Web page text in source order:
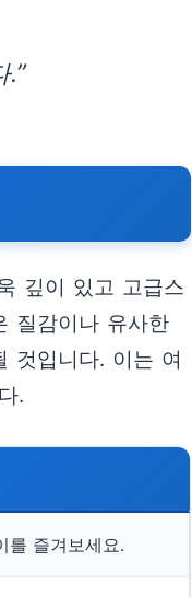
깊이 있고 고급스
질감이나 유사한
것입니다. 이는 여
.
를 즐겨보세요.